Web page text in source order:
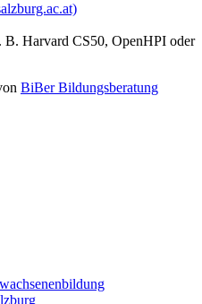
B. Harvard CS50, OpenHPI oder
BiBer Bildungsberatung